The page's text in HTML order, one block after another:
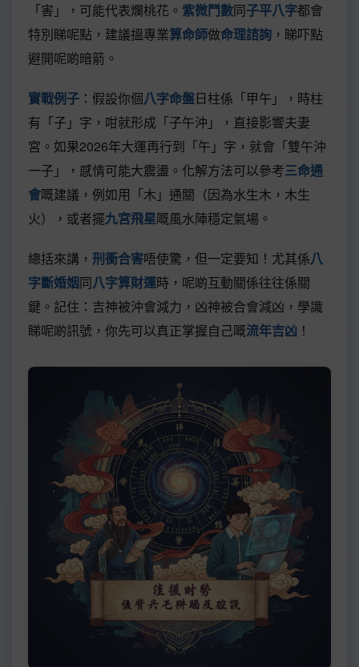
「害」，可能代表爛桃花。 紫微鬥數同子平八字都會
特別睇呢點，建議搵專業算命師做命理諮詢 ，睇吓點
避開呢啲暗箭。
實戰例子 ：假設你個八字命盤日柱係「甲午」，時柱
有「子」字，咁就形成「子午沖」，直接影響夫妻
宮。如果2026年大運再行到「午」字，就會「雙午沖
一子」，感情可能大震盪。化解方法可以參考三命通
會嘅建議，例如用「木」通關（因為水生木，木生
火），或者擺九宮飛星嘅風水陣穩定氣場。
總括來講， 刑衝合害唔使驚，但一定要知！尤其係八
字斷婚姻同八字算財運時，呢啲互動關係往往係關
鍵。記住：吉神被沖會減力，凶神被合會減凶，學識
睇呢啲訊號，你先可以真正掌握自己嘅流年吉凶 ！